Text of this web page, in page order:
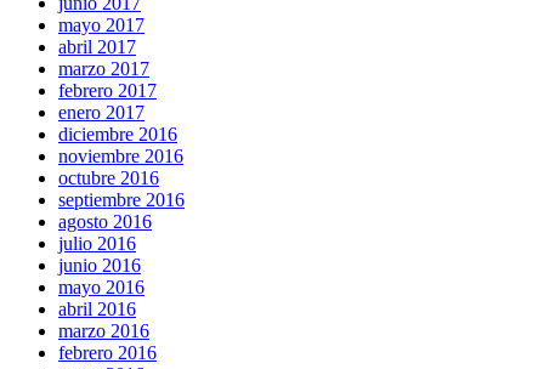
mayo 2017
abril 2017
marzo 2017
febrero 2017
enero 2017
diciembre 2016
noviembre 2016
octubre 2016
septiembre 2016
agosto 2016
julio 2016
junio 2016
mayo 2016
abril 2016
marzo 2016
febrero 2016